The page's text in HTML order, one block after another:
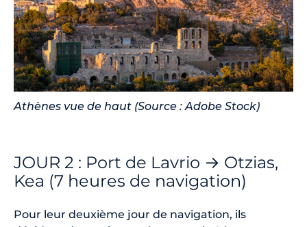
Athènes vue de haut (Source : Adobe Stock)
JOUR 2 : Port de Lavrio → Otzias,
Kea (7 heures de navigation)
Pour leur deuxième jour de navigation, ils